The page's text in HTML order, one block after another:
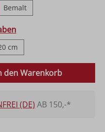
Bemalt
cm
gewünschten
den Warenkorb
(DE) AB 150,-*